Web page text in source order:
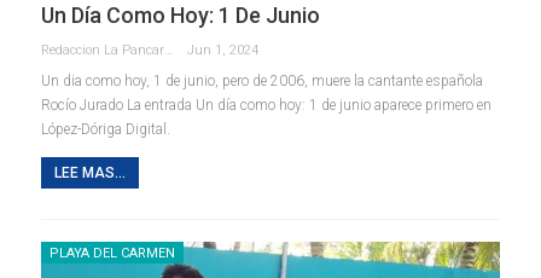
Un Día Como Hoy: 1 De Junio
Redaccion La Pancarta De Quintana Roo Jun 1, 2024
Un dia como hoy, 1 de junio, pero de 2006, muere la cantante española
Rocío Jurado La entrada Un día como hoy: 1 de junio aparece primero en
López-Dóriga Digital.
LEE MAS...
PLAYA DEL CARMEN